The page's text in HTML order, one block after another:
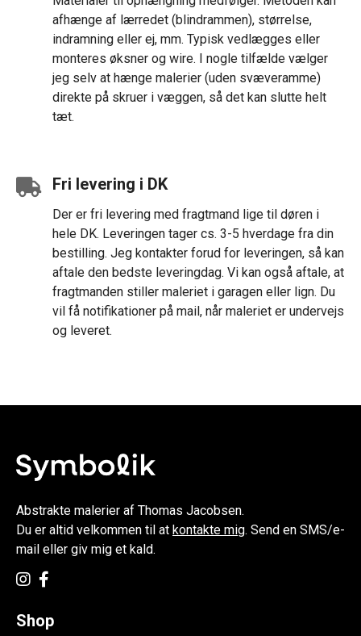
afhænge af lærredet (blindrammen), størrelse,
indramning eller ej, mm. Typisk vedlægges eller
monteres øksner og wire. I nogle tilfælde vælger
jeg selv at hænge malerier (uden svæveramme)
direkte på skruer i væggen, så det kan slutte helt
tæt.
Fri levering i DK
Der er fri levering med fragtmand lige til døren i
hele DK. Leveringen tager cs. 3-5 hverdage fra din
bestilling. Jeg kontakter forud for leveringen, så kan
aftale den bedste leveringdag. Vi kan også aftale, at
fragtmanden stiller maleriet i garagen eller lign. Du
vil få notifikationer på mail, når maleriet er undervejs
og leveret.
Abstrakte malerier af Thomas Jacobsen.
Du er altid velkommen til at kontakte mig. Send en SMS/e-
mail eller giv mig et kald.
Shop